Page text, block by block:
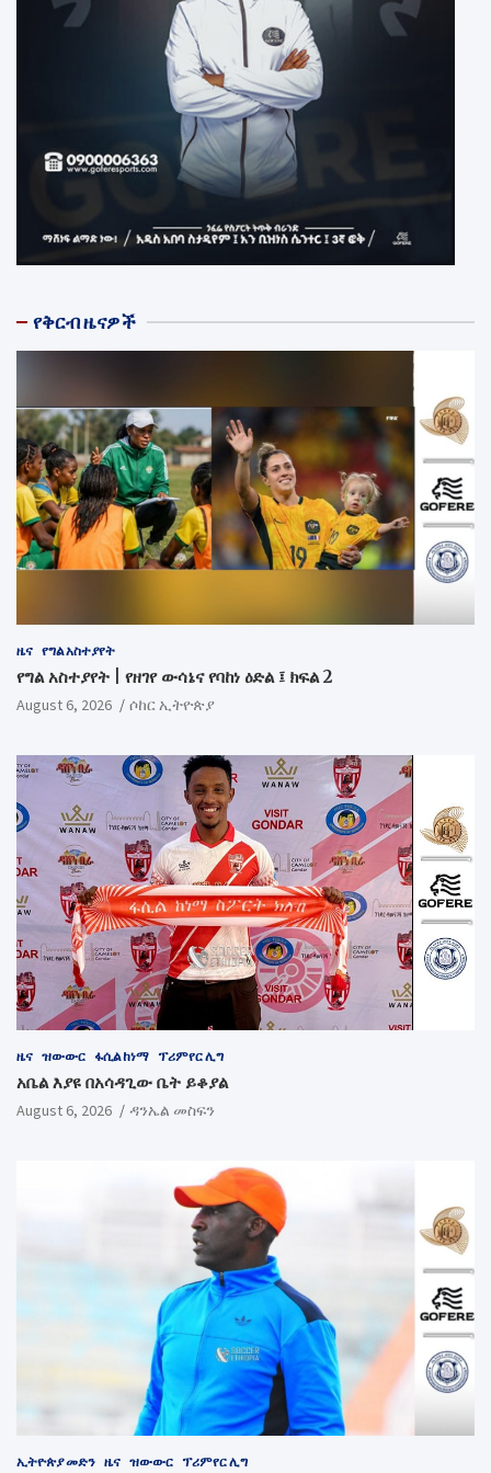
የቅርብ ዜናዎች
ዜና የግል አስተያየት
የግል አስተያየት | የዘገየ ውሳኔና የባከነ ዕድል ፤ ክፍል 2
August 6, 2026 ሶከር ኢትዮጵያ
ዜና ዝውውር ፋሲል ከነማ ፕሪምየር ሊግ
አቤል እያዩ በአሳዳጊው ቤት ይቆያል
August 6, 2026 ዳንኤል መስፍን
ኢትዮጵያ መድን ዜና ዝውውር ፕሪምየር ሊግ